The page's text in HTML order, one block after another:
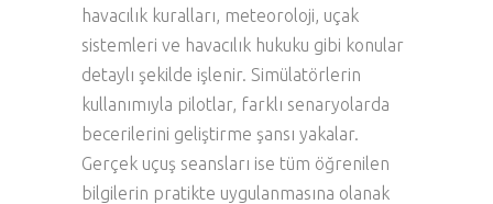
havacılık kuralları, meteoroloji, uçak
sistemleri ve havacılık hukuku gibi konular
detaylı şekilde işlenir. Simülatörlerin
kullanımıyla pilotlar, farklı senaryolarda
becerilerini geliştirme şansı yakalar.
Gerçek uçuş seansları ise tüm öğrenilen
bilgilerin pratikte uygulanmasına olanak